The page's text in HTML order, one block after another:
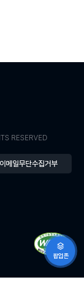
RESERVED
이메일무단수집거부
팝업존